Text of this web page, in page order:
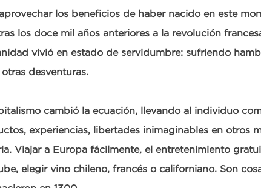
los beneficios de haber nacido en este
los doce mil años anteriores a la revolución
vivió en estado de servidumbre: sufriendo
desventuras.
cambió la ecuación, llevando al individuo
experiencias, libertades inimaginables en otros
Viajar a Europa fácilmente, el entretenimiento
elegir vino chileno, francés o californiano. Son